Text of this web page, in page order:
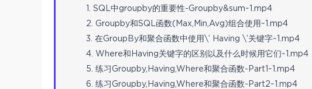
1. SQL中groupby的重要性-Groupby&sum~1.mp4
2. Groupby和SQL函数(Max,Min,Avg)组合使用~1.mp4
3. 在GroupBy和聚合函数中使用\’ Having \’关键字~1.mp4
4. Where和Having关键字的区别以及什么时候用它们~1.mp4
5. 练习Groupby,Having,Where和聚合函数-Part1~1.mp4
6. 练习Groupby,Having,Where和聚合函数-Part2~1.mp4